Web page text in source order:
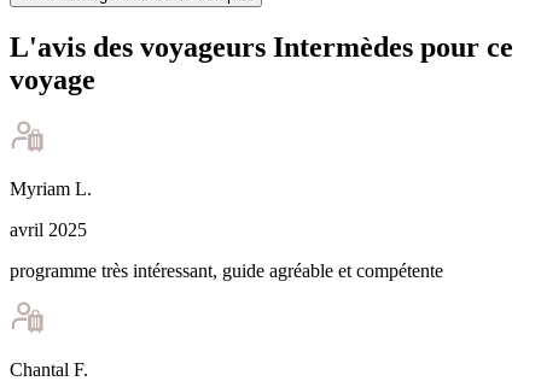
L'avis des voyageurs Intermèdes pour ce
voyage
Myriam L.
avril 2025
programme très intéressant, guide agréable et compétente
Chantal F.